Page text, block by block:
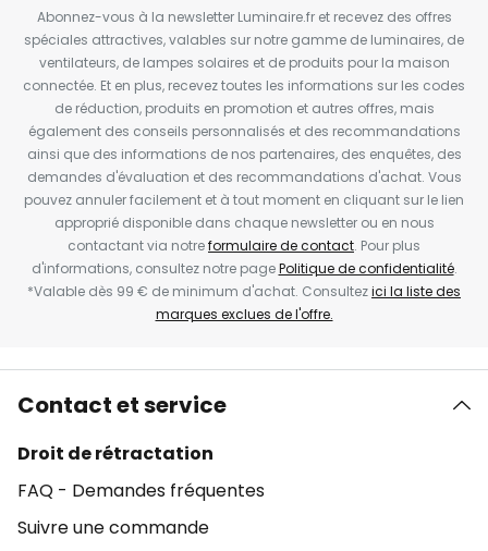
Abonnez-vous à la newsletter Luminaire.fr et recevez des offres
spéciales attractives, valables sur notre gamme de luminaires, de
ventilateurs, de lampes solaires et de produits pour la maison
connectée. Et en plus, recevez toutes les informations sur les codes
de réduction, produits en promotion et autres offres, mais
également des conseils personnalisés et des recommandations
ainsi que des informations de nos partenaires, des enquêtes, des
demandes d'évaluation et des recommandations d'achat. Vous
pouvez annuler facilement et à tout moment en cliquant sur le lien
approprié disponible dans chaque newsletter ou en nous
contactant via notreformulaire de contact. Pour plus
d'informations, consultez notre pagePolitique de confidentialité.
*Valable dès 99 € de minimum d'achat. Consultezici la liste des
marques exclues de l'offre.
Contact et service
Droit de rétractation
FAQ - Demandes fréquentes
Suivre une commande